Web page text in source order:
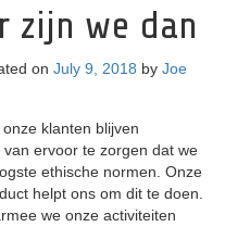
zijn we dan
on July 9, 2018 by Joe
klanten blijven
ervoor te zorgen dat we
ethische normen. Onze
helpt ons om dit te doen.
we onze activiteiten